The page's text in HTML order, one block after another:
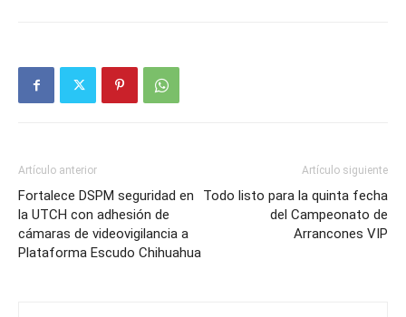
Artículo anterior
Fortalece DSPM seguridad en
la UTCH con adhesión de
cámaras de videovigilancia a
Plataforma Escudo Chihuahua
Artículo siguiente
Todo listo para la quinta fecha
del Campeonato de
Arrancones VIP